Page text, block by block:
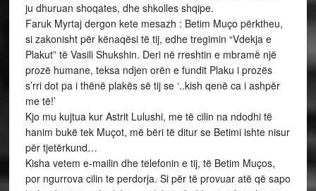
ju dhuruan shoqates, dhe shkolles shqipe.
Faruk Myrtaj dergon kete mesazh : Betim Muço përktheu,
si zakonisht për kënaqësi të tij, edhe tregimin “Vdekja e
Plakut” të Vasili Shukshin. Deri në rreshtin e mbramë një
prozë humane, teksa ndjen orën e fundit Plaku i prozës
s’rri dot pa i thënë plakës së tij se ‘..kish qenë ca i ashpër
me të!’
Kjo mu kujtua kur Astrit Lulushi, me të cilin na ndodhi të
hanim bukë tek Muçot, më bëri të ditur se Betimi ishte nisur
për tjetërkund…
Kisha vetem e-mailin dhe telefonin e tij, të Betim Muços,
por ngurrova cilin te perdorja. Si për të provuar atë që sapo